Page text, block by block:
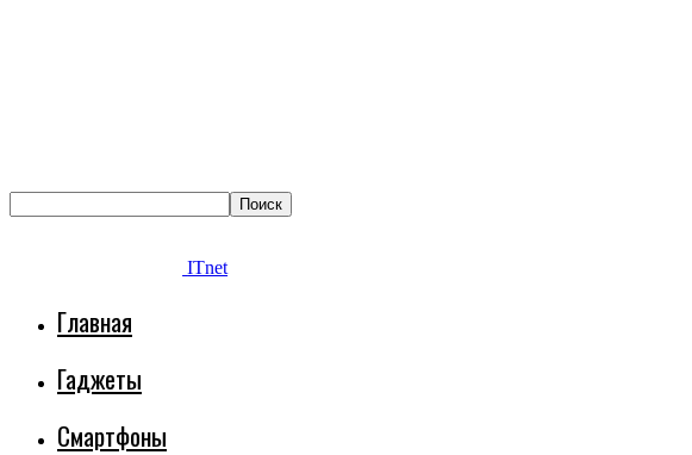
ITnet
Главная
Гаджеты
Смартфоны